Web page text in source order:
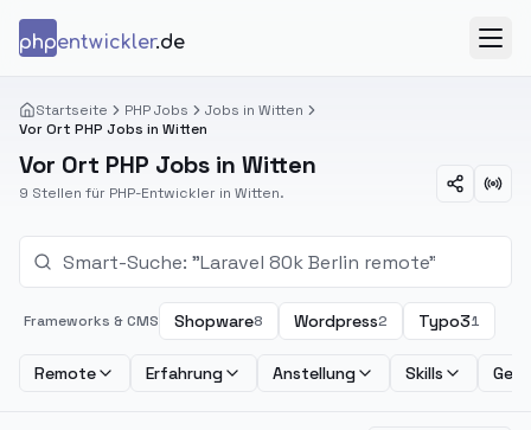
phpentwickler.de
Startseite PHP Jobs
Jobs in Witten
Vor Ort PHP Jobs in Witten
Vor Ort PHP Jobs in Witten
9 Stellen für PHP-Entwickler in Witten.
Frameworks & CMS Shopware8 Wordpress2 Typo31
Remote Erfahrung Anstellung Skills